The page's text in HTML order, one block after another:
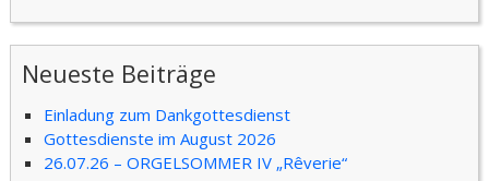
Neueste Beiträge
Einladung zum Dankgottesdienst
Gottesdienste im August 2026
26.07.26 – ORGELSOMMER IV „Rêverie“